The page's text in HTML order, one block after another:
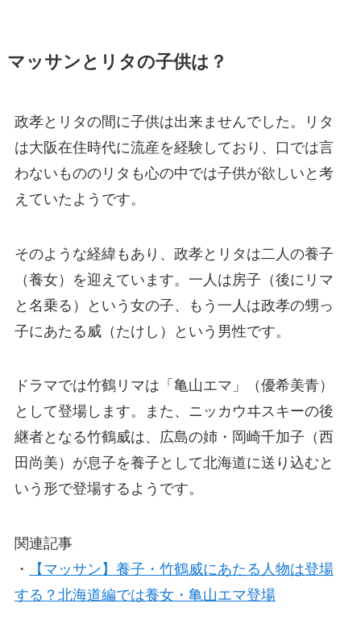
マッサンとリタの子供は？
政孝とリタの間に子供は出来ませんでした。リタ
は大阪在住時代に流産を経験しており、口では言
わないもののリタも心の中では子供が欲しいと考
えていたようです。
そのような経緯もあり、政孝とリタは二人の養子
（養女）を迎えています。一人は房子（後にリマ
と名乗る）という女の子、もう一人は政孝の甥っ
子にあたる威（たけし）という男性です。
ドラマでは竹鶴リマは「亀山エマ」（優希美青）
として登場します。また、ニッカウヰスキーの後
継者となる竹鶴威は、広島の姉・岡崎千加子（西
田尚美）が息子を養子として北海道に送り込むと
いう形で登場するようです。
関連記事
・
【マッサン】養子・竹鶴威にあたる人物は登場
する？北海道編では養女・亀山エマ登場